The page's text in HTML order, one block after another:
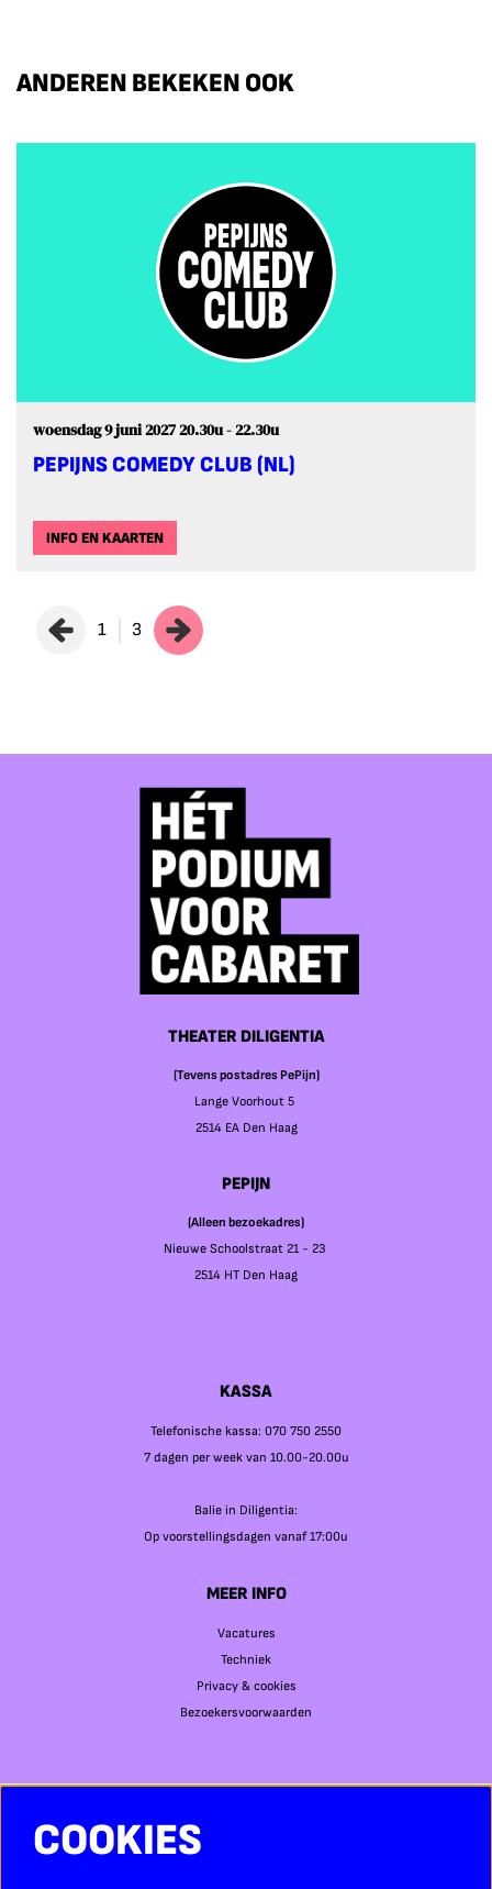
ANDEREN BEKEKEN OOK
PEPIJNS COMEDY CLUB (NL)
woensdag 9 juni 202720.30u - 22.30u
INFO EN KAARTEN
1 3
THEATER DILIGENTIA
(Tevens postadres PePijn)
Lange Voorhout 5
2514 EA Den Haag
PEPIJN
(Alleen bezoekadres)
Nieuwe Schoolstraat 21 - 23
2514 HT Den Haag
KASSA
Telefonische kassa: 070 750 2550
7 dagen per week van 10.00-20.00u
Balie in Diligentia:
Op voorstellingsdagen vanaf 17:00u
MEER INFO
Vacatures
Techniek
Privacy & cookies
Bezoekersvoorwaarden
SOCIAL MEDIA
COOKIES